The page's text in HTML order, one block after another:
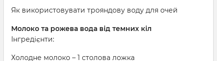
Як використовувати трояндову воду для очей
Молоко та рожева вода від темних кіл
Інгредієнти:
Холодне молоко – 1 столова ложка